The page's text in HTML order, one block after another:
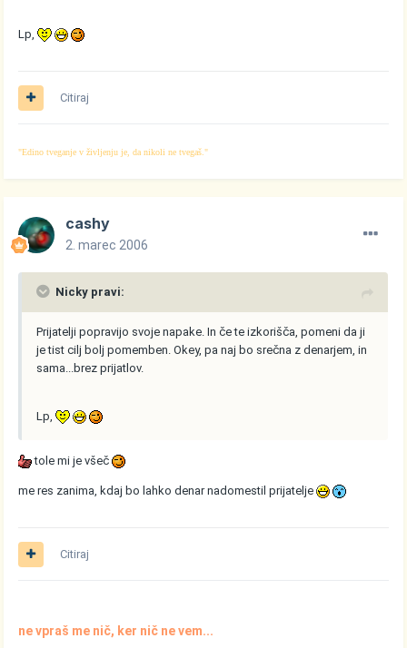
Lp,
Citiraj
"Edino tveganje v življenju je, da nikoli ne tvegaš."
cashy
2. marec 2006
Nicky pravi:
Prijatelji popravijo svoje napake. In če te izkorišča, pomeni da ji
je tist cilj bolj pomemben. Okey, pa naj bo srečna z denarjem, in
sama...brez prijatlov.
Lp,
tole mi je všeč
me res zanima, kdaj bo lahko denar nadomestil prijatelje
Citiraj
ne vpraš me nič, ker nič ne vem...